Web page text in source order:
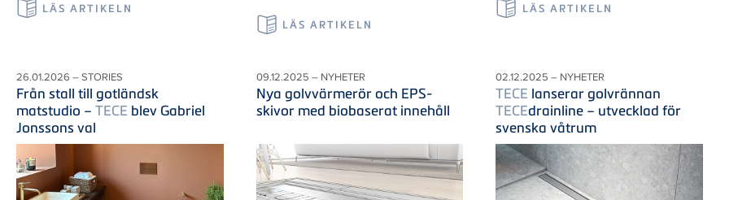
LÄS ARTIKELN
LÄS ARTIKELN
LÄS ARTIKELN
26.01.2026 – STORIES
Från stall till gotländsk
matstudio – TECE blev Gabriel
Jonssons val
09.12.2025 – NYHETER
Nya golvvärmerör och EPS-
skivor med biobaserat innehåll
02.12.2025 – NYHETER
TECE lanserar golvrännan
TECEdrainline – utvecklad för
svenska våtrum